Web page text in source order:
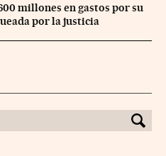
millones en gastos por su
por la justicia